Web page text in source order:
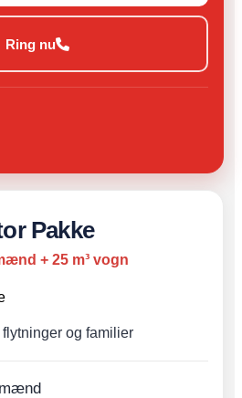
Ring nu
Pakke
+ 25 m³ vogn
og familier